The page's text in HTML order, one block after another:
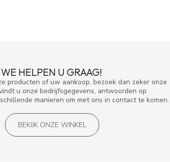
HELPEN U GRAAG!
producten of uw aankoop, bezoek dan zeker onze
u onze bedrijfsgegevens, antwoorden op
manieren om met ons in contact te komen.
BEKIJK ONZE WINKEL